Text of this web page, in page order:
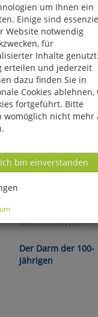
Schütz/Sartor/Zeiss:
Der Darm der 100-
Jährigen
um Ihnen ein
Einige sind
Website notwendig
für
Inhalte genutzt
erteilen und jederzeit
dazu finden Sie in
Cookies ablehnen,
fortgeführt. Bitte
womöglich nicht mehr
Datenverarbeitung -
Ich bin einverstanden
notwendigen
Einstellungen
stehen.
jederzeit widerrufen